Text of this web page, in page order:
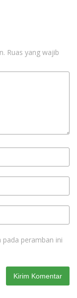
Ruas yang wajib
peramban ini